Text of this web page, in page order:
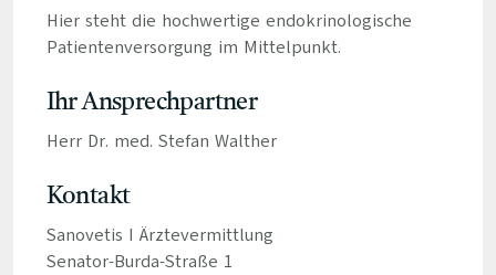
Hier steht die hochwertige endokrinologische
Patientenversorgung im Mittelpunkt.
Ihr Ansprechpartner
Herr Dr. med. Stefan Walther
Kontakt
Sanovetis I Ärztevermittlung
Senator-Burda-Straße 1